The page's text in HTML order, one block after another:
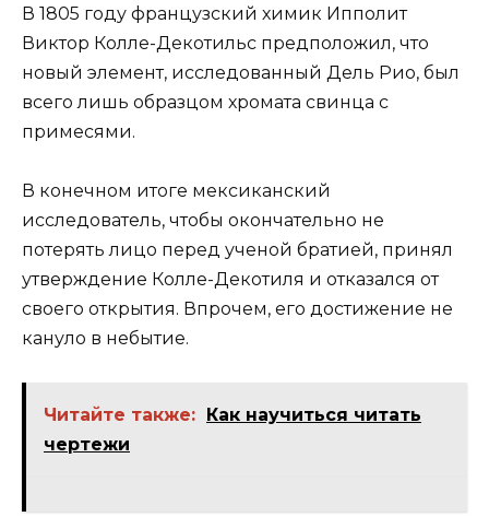
В 1805 году французский химик Ипполит
Виктор Колле-Декотильс предположил, что
новый элемент, исследованный Дель Рио, был
всего лишь образцом хромата свинца с
примесями.
В конечном итоге мексиканский
исследователь, чтобы окончательно не
потерять лицо перед ученой братией, принял
утверждение Колле-Декотиля и отказался от
своего открытия. Впрочем, его достижение не
кануло в небытие.
Читайте также:
Как научиться читать
чертежи